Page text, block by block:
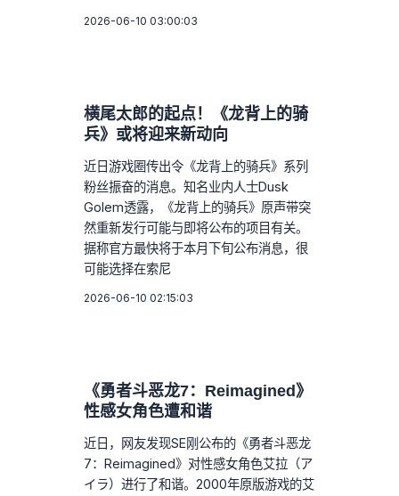
2026-06-10 03:00:03
横尾太郎的起点！《龙背上的骑
兵》或将迎来新动向
近日游戏圈传出令《龙背上的骑兵》系列
粉丝振奋的消息。知名业内人士Dusk
Golem透露，《龙背上的骑兵》原声带突
然重新发行可能与即将公布的项目有关。
据称官方最快将于本月下旬公布消息，很
可能选择在索尼
2026-06-10 02:15:03
《勇者斗恶龙7：Reimagined》
性感女角色遭和谐
近日，网友发现SE刚公布的《勇者斗恶龙
7：Reimagined》对性感女角色艾拉（ア
イラ）进行了和谐。2000年原版游戏的艾